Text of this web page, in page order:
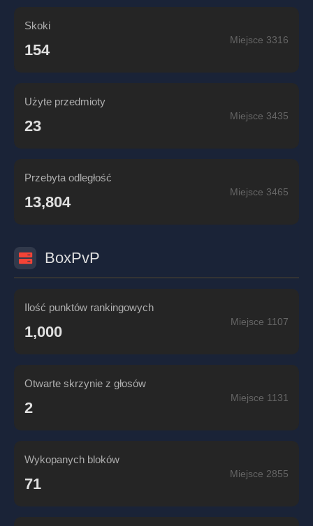
Skoki
154
Miejsce 3316
Użyte przedmioty
23
Miejsce 3435
Przebyta odległość
13,804
Miejsce 3465
BoxPvP
Ilość punktów rankingowych
1,000
Miejsce 1107
Otwarte skrzynie z głosów
2
Miejsce 1131
Wykopanych bloków
71
Miejsce 2855